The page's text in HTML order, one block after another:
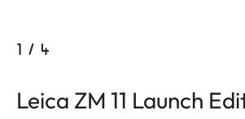
1 / 4
Leica ZM 11 Launch